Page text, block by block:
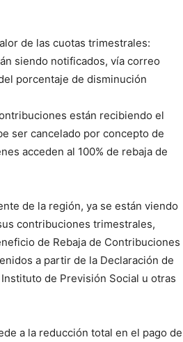
de las cuotas trimestrales:
siendo notificados, vía correo
porcentaje de disminución
están recibiendo el
ser cancelado por concepto de
acceden al 100% de rebaja de
de la región, ya se están viendo
contribuciones trimestrales,
de Rebaja de Contribuciones
a partir de la Declaración de
de Previsión Social u otras
a la reducción total en el pago de